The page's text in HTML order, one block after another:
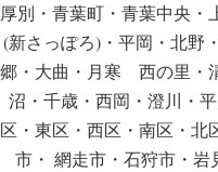
厚別・青葉町・青葉中央
(新さっぽろ)・平岡・北野
郷・大曲・月寒 西の里・
沼・千歳・西岡・澄川・
区・東区・西区・南区・北
市・ 網走市・石狩市・